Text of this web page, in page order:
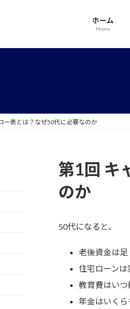
ホーム
Home
ー表とは？なぜ50代に必要なのか
第1回 キ
のか
50代になると、
老後資金は
住宅ローン
教育費はい
年金はいく